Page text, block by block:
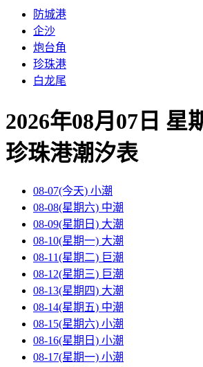
防城港
企沙
炮台角
珍珠港
白龙尾
2026年08月07日 星
珍珠港潮汐表
08-07(今天) 小潮
08-08(星期六) 中潮
08-09(星期日) 大潮
08-10(星期一) 大潮
08-11(星期二) 巨潮
08-12(星期三) 巨潮
08-13(星期四) 大潮
08-14(星期五) 中潮
08-15(星期六) 小潮
08-16(星期日) 小潮
08-17(星期一) 小潮